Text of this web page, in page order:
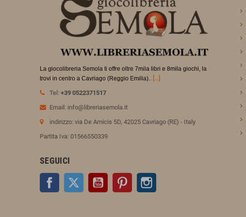
La giocolibreria Semola ti offre oltre 7mila libri e 8mila giochi, la
trovi in centro a Cavriago (Reggio Emilia). . [...]
Tel: +39 0522371517
Email: info@libreriasemola.it
indirizzo: via De Amicis 5D, 42025 Cavriago (RE) - Italy
Partita Iva: 01566550339
SEGUICI
Facebook Twitter YouTube Pinterest